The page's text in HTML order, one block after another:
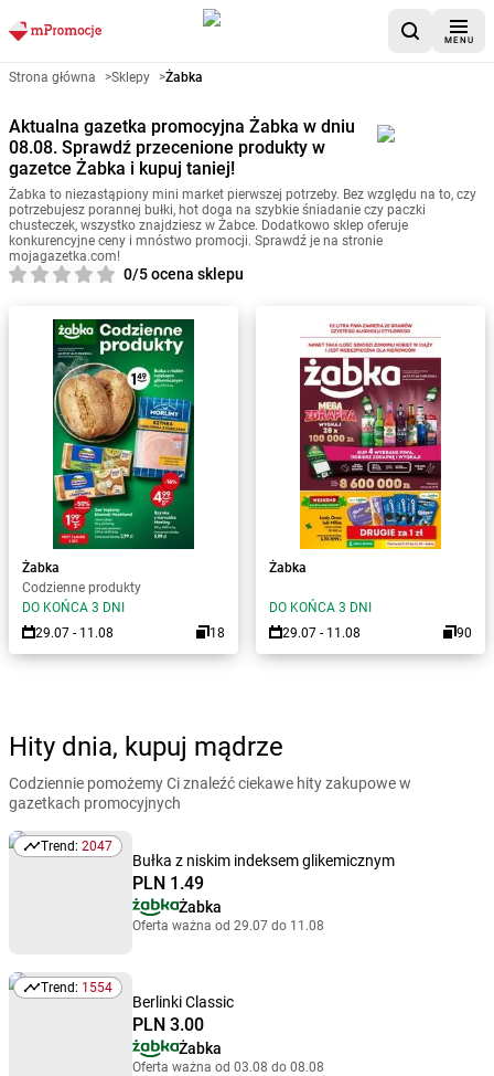
MENU
Strona główna >Sklepy >Żabka
Aktualna gazetka promocyjna Żabka w dniu
08.08. Sprawdź przecenione produkty w
gazetce Żabka i kupuj taniej!
Żabka to niezastąpiony mini market pierwszej potrzeby. Bez względu na to, czy
potrzebujesz porannej bułki, hot doga na szybkie śniadanie czy paczki
chusteczek, wszystko znajdziesz w Żabce. Dodatkowo sklep oferuje
konkurencyjne ceny i mnóstwo promocji. Sprawdź je na stronie
mojagazetka.com!
0/5 ocena sklepu
Żabka
Codzienne produkty
DO KOŃCA 3 DNI
29.07 - 11.08
18
Żabka
DO KOŃCA 3 DNI
29.07 - 11.08
90
Hity dnia, kupuj mądrze
Codziennie pomożemy Ci znaleźć ciekawe hity zakupowe w
gazetkach promocyjnych
Trend: 2047
Trend: 2047
Bułka z niskim indeksem glikemicznym
PLN 1.49
Żabka
Oferta ważna od 29.07 do 11.08
Trend: 1554
Trend: 1554
Berlinki Classic
PLN 3.00
Żabka
Oferta ważna od 03.08 do 08.08